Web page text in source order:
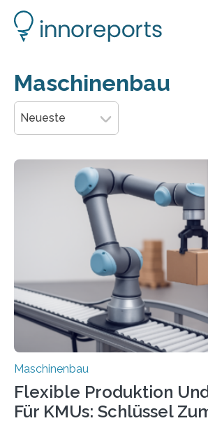
Maschinenbau
Neueste
Maschinenbau
Flexible Produktion
Für KMUs: Schlüssel